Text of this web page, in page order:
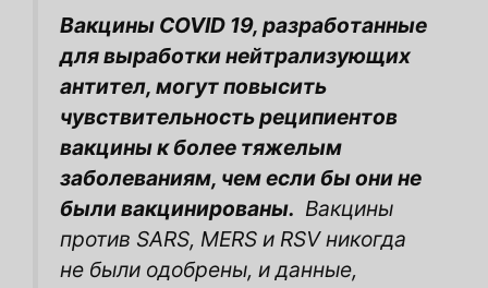
Вакцины COVID 19, разработанные
для выработки нейтрализующих
антител, могут повысить
чувствительность реципиентов
вакцины к более тяжелым
заболеваниям, чем если бы они не
были вакцинированы. Вакцины
против SARS, MERS и RSV никогда
не были одобрены, и данные,